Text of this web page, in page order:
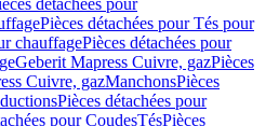
détachées pour
Pièces détachées pour Tés pour
chauffagePièces détachées pour
Geberit Mapress Cuivre, gazPièces
Cuivre, gazManchonsPièces
Pièces détachées pour
pour CoudesTésPièces